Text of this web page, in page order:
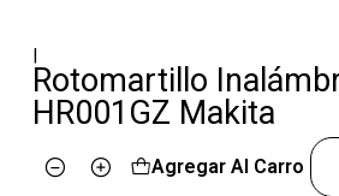
|
Rotomartillo
HR001GZ Makita
Cantidad
Agregar Al Carro